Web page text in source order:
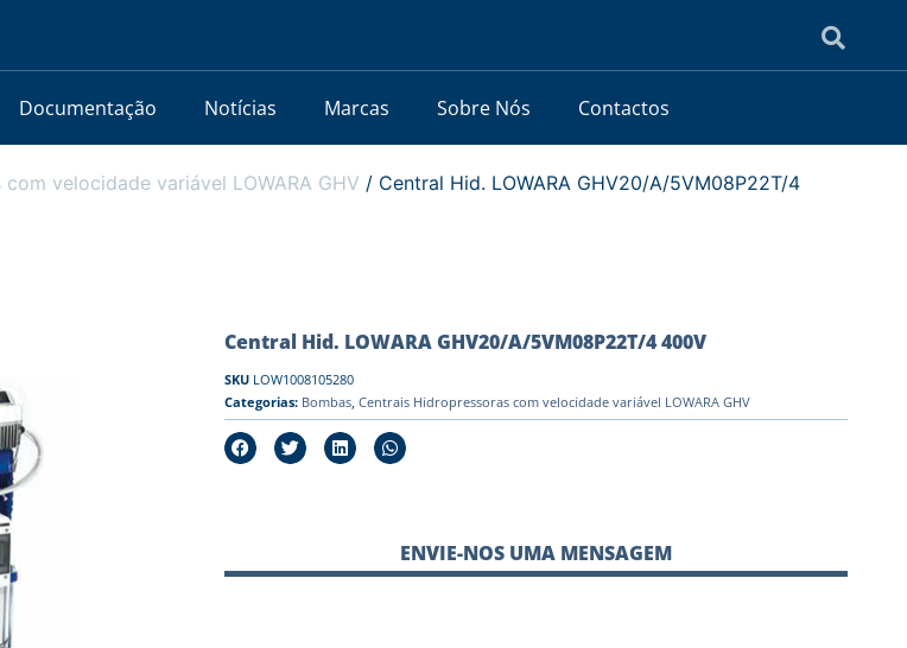
Documentação Notícias Marcas Sobre Nós Contactos
velocidade variável LOWARA GHV / Central Hid. LOWARA GHV20/A/5VM08P22T/4
Central Hid. LOWARA GHV20/A/5VM08P22T/4 400V
SKU LOW1008105280
Categorias: Bombas, Centrais Hidropressoras com velocidade variável LOWARA GHV
ENVIE-NOS UMA MENSAGEM